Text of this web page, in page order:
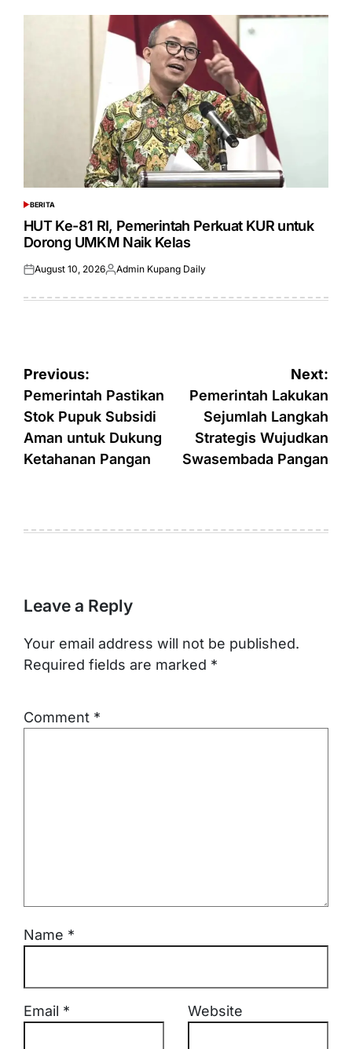
POSTED
IN
BERITA
HUT Ke-81 RI, Pemerintah Perkuat KUR untuk
Dorong UMKM Naik Kelas
Posted
August 10, 2026Posted
Admin Kupang Daily
Post
navigation
Previous:
Pemerintah Pastikan
Stok Pupuk Subsidi
Aman untuk Dukung
Ketahanan Pangan
Next:
Pemerintah Lakukan
Sejumlah Langkah
Strategis Wujudkan
Swasembada Pangan
Leave a Reply
Your email address will not be published.
Required fields are marked *
Comment *
Name *
Email * Website